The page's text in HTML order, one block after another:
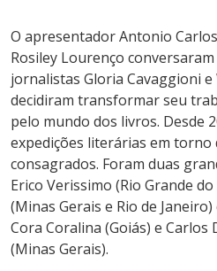
O apresentador Antonio
Rosiley Lourenço conversaram
jornalistas Gloria Cavaggioni e
decidiram transformar seu
pelo mundo dos livros. Desde
expedições literárias em
consagrados. Foram duas
Erico Verissimo (Rio Grande
(Minas Gerais e Rio de
Cora Coralina (Goiás) e Carlos
(Minas Gerais).